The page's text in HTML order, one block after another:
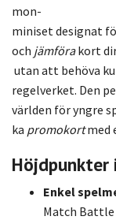
mon-
miniset designat
och jämföra kort
utan att behöva
regelverket. Den
världen föryngre
ka promokort med
Höjdpunkter
Enkel
Match Battle